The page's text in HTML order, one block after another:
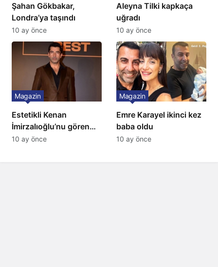
Şahan Gökbakar,
Londra’ya taşındı
10 ay önce
Aleyna Tilki kapkaça
uğradı
10 ay önce
Estetikli Kenan
İmirzalıoğlu’nu gören
tanıyamıyor: Son hali
Magazin
10 ay önce
Emre Karayel ikinci kez
baba oldu
Magazin
10 ay önce